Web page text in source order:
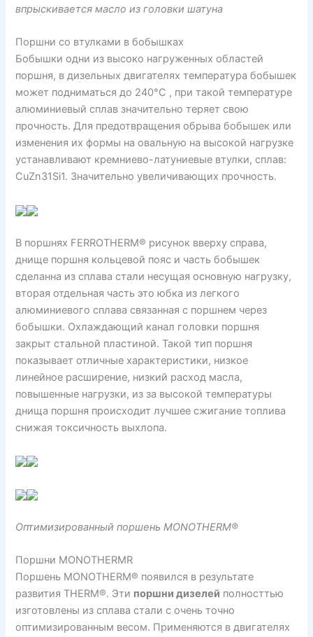
впрыскивается масло из головки шатуна
Поршни со втулками в бобышках
Бобышки одни из высоко нагруженных областей
поршня, в дизельных двигателях температура бобышек
может подниматься до 240°C , при такой температуре
алюминиевый сплав значительно теряет свою
прочность. Для предотвращения обрыва бобышек или
изменения их формы на овальную на высокой нагрузке
устанавливают кремниево-латуниевые втулки, сплав:
CuZn31Si1. Значительно увеличивающих прочность.
В поршнях FERROTHERM® рисунок вверху справа,
днище поршня кольцевой пояс и часть бобышек
сделанна из сплава стали несущая основную нагрузку,
вторая отдельная часть это юбка из легкого
алюминиевого сплава связанная с поршнем через
бобышки. Охлаждающий канал головки поршня
закрыт стальной пластиной. Такой тип поршня
показывает отличные характеристики, низкое
линейное расширение, низкий расход масла,
повышенные нагрузки, из за высокой температуры
днища поршня происходит лучшее сжигание топлива
снижая токсичность выхлопа.
Оптимизированный поршень MONOTHERM®
Поршни MONOTHERMR
Поршень MONOTHERM® появился в результате
развития THERM®. Эти поршни дизелей полносттью
изготовлены из сплава стали с очень точно
оптимизированным весом. Применяются в двигателях